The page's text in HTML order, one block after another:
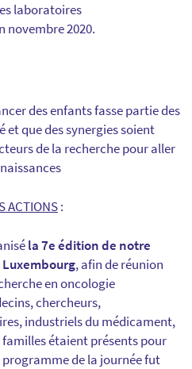
laboratoires
novembre 2020.
des enfants fasse partie des
que des synergies soient
de la recherche pour aller
ACTIONS:
la 7e édition de notre
Luxembourg, afin de réunion
en oncologie
chercheurs,
industriels du médicament,
étaient présents pour
de la journée fut